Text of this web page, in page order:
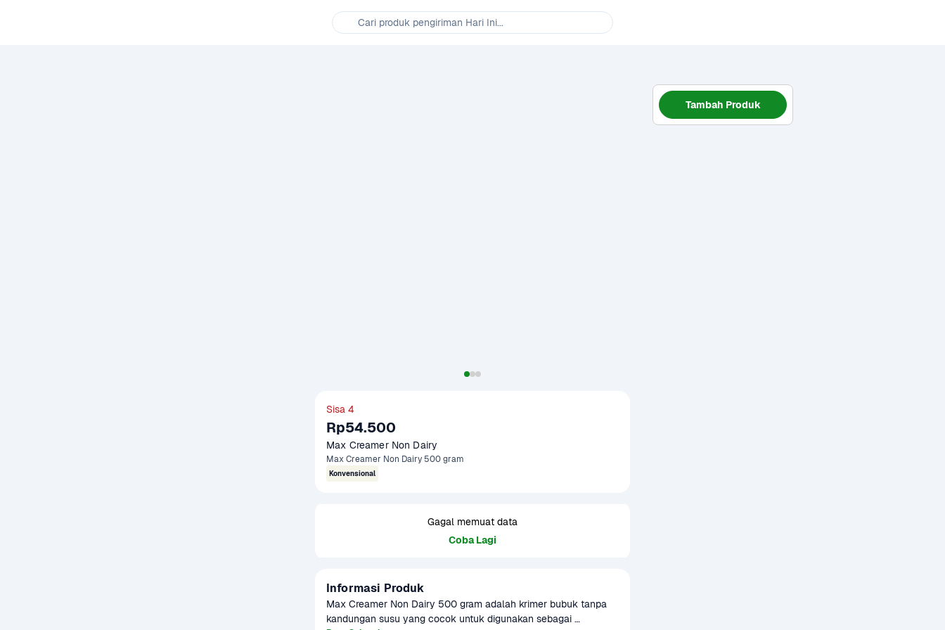
Sisa 4
Rp54.500
Max Creamer Non Dairy
Max Creamer Non Dairy 500 gram
Konvensional
Gagal memuat data
Coba Lagi
Informasi Produk
Max Creamer Non Dairy 500 gram adalah krimer bubuk tanpa
kandungan susu yang cocok untuk digunakan sebagai
Tambah Produk
Cari produk pengiriman Hari Ini...